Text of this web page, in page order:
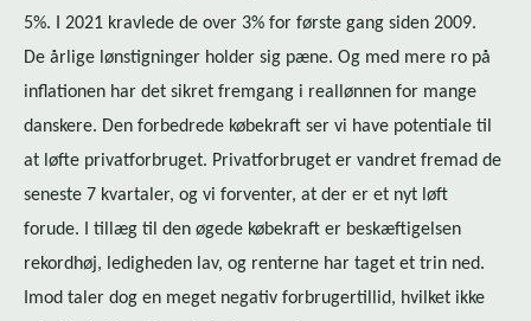
5%. I 2021 kravlede de over 3% for første gang siden 2009.
De årlige lønstigninger holder sig pæne. Og med mere ro på
inflationen har det sikret fremgang i reallønnen for mange
danskere. Den forbedrede købekraft ser vi have potentiale til
at løfte pri­vat­for­bru­get. Pri­vat­for­bru­get er vandret fremad de
seneste 7 kvartaler, og vi forventer, at der er et nyt løft
forude. I tillæg til den øgede købekraft er beskæftigelsen
rekordhøj, ledigheden lav, og renterne har taget et trin ned.
Imod taler dog en meget negativ for­bru­ger­til­lid, hvilket ikke